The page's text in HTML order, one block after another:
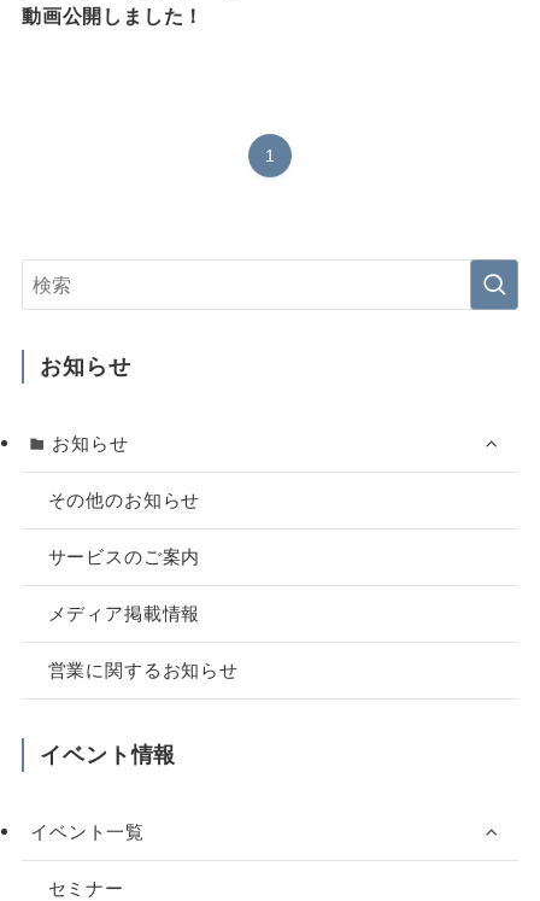
動画公開しました！
1
お知らせ
お知らせ
その他のお知らせ
サービスのご案内
メディア掲載情報
営業に関するお知らせ
イベント情報
イベント一覧
セミナー